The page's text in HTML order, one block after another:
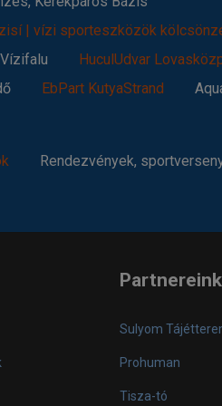
| vízi sporteszközök
HuculUdvar
EbPart KutyaStrand
Rendezvények,
Partnereink
Sulyom
Prohuman
Tisza-tó